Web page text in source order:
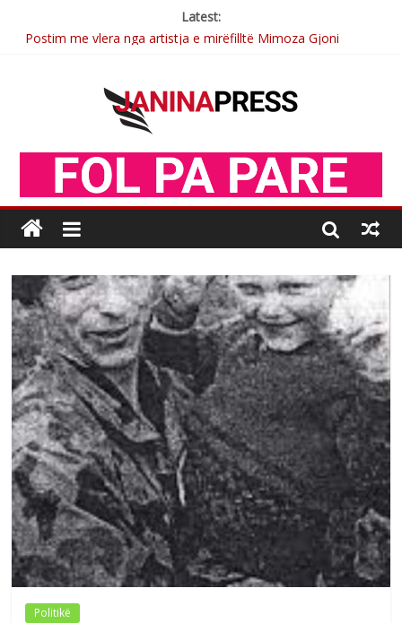
Latest:
Postim me vlera nga artistja e mirëfilltë Mimoza Gjoni
Brahim Çekaj njē veprimtar i respektuar i çeshtjës kombëtare
Sulm , pse të dua ty
Politikë